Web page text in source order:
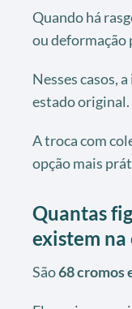
Quando há
ou deformação
Nesses casos,
estado original.
A troca com
opção mais
Quantas
existem na
São68 cromos